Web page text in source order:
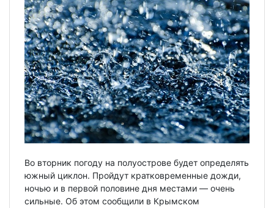
Во вторник погоду на полуострове будет определять
южный циклон. Пройдут кратковременные дожди,
ночью и в первой половине дня местами — очень
сильные. Об этом сообщили в Крымском